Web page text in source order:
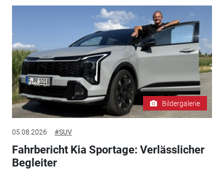
Bildergalerie
05.08.2026 #SUV
Fahrbericht Kia Sportage: Verlässlicher
Begleiter